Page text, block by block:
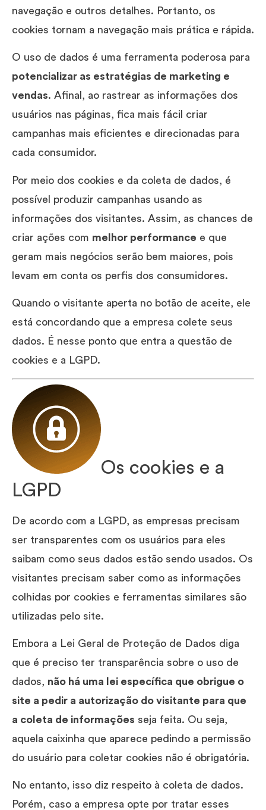
navegação e outros detalhes. Portanto, os
cookies tornam a navegação mais prática e rápida.
O uso de dados é uma ferramenta poderosa para
potencializar as estratégias de marketing e
vendas. Afinal, ao rastrear as informações dos
usuários nas páginas, fica mais fácil criar
campanhas mais eficientes e direcionadas para
cada consumidor.
Por meio dos cookies e da coleta de dados, é
possível produzir campanhas usando as
informações dos visitantes. Assim, as chances de
criar ações com melhor performance e que
geram mais negócios serão bem maiores, pois
levam em conta os perfis dos consumidores.
Quando o visitante aperta no botão de aceite, ele
está concordando que a empresa colete seus
dados. É nesse ponto que entra a questão de
cookies e a LGPD.
Os cookies e a
LGPD
De acordo com a LGPD, as empresas precisam
ser transparentes com os usuários para eles
saibam como seus dados estão sendo usados. Os
visitantes precisam saber como as informações
colhidas por cookies e ferramentas similares são
utilizadas pelo site.
Embora a Lei Geral de Proteção de Dados diga
que é preciso ter transparência sobre o uso de
dados, não há uma lei específica que obrigue o
site a pedir a autorização do visitante para que
a coleta de informações seja feita. Ou seja,
aquela caixinha que aparece pedindo a permissão
do usuário para coletar cookies não é obrigatória.
No entanto, isso diz respeito à coleta de dados.
Porém, caso a empresa opte por tratar esses